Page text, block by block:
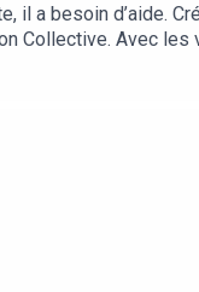
il a besoin d’aide.
Collective. Avec
au studio
d’Histoire